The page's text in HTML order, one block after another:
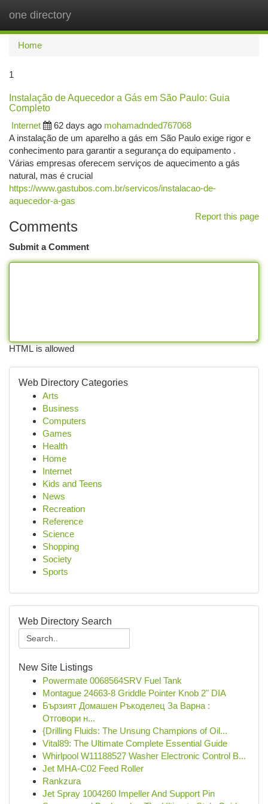
one directory
Home
1
Instalação de Aquecedor a Gás em São Paulo: Guia
Completo
Internet
62 days ago mohamadnded767068
A instalação de um aparelho a gás em São Paulo exige rigor e
conhecimento para garantir a segurança do equipamento .
Várias empresas oferecem serviços de aquecimento a gás
natural, mas é crucial
https://www.gastubos.com.br/servicos/instalacao-de-
aquecedor-a-gas
Report this page
Comments
Submit a Comment
HTML is allowed
Web Directory Categories
Arts
Business
Computers
Games
Health
Home
Internet
Kids and Teens
News
Recreation
Reference
Science
Shopping
Society
Sports
Web Directory Search
New Site Listings
Powermate 0068564SRV Fuel Tank
Montague 24663-8 Griddle Pointer Knob 2" DIA
Бързият Домашен Ръкоделец За Варна :
Отговори н...
{Drilling Fluids: The Unsung Champions of Oil...
Vital89: The Ultimate Complete Essential Guide
Whirlpool W11188527 Washer Electronic Control B...
Jet MHA-C02 Feed Roller
Rankzura
Jet Spray 1004260 Impeller And Support Pin